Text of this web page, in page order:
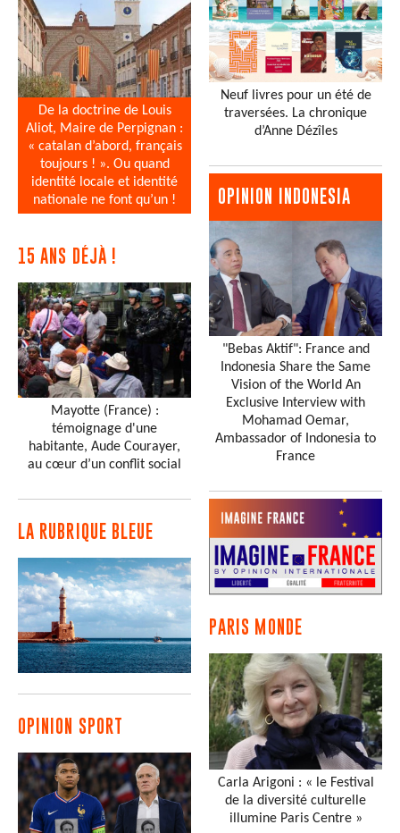
De la doctrine de Louis
Aliot, Maire de Perpignan :
« catalan d’abord, français
toujours ! ». Ou quand
identité locale et identité
nationale ne font qu’un !
15 ANS DÉJÀ !
Mayotte (France) :
témoignage d'une
habitante, Aude Courayer,
au cœur d’un conflit social
LA RUBRIQUE BLEUE
OPINION SPORT
Neuf livres pour un été de
traversées. La chronique
d’Anne Dézîles
OPINION INDONESIA
"Bebas Aktif": France and
Indonesia Share the Same
Vision of the World An
Exclusive Interview with
Mohamad Oemar,
Ambassador of Indonesia to
France
PARIS MONDE
Carla Arigoni : « le Festival
de la diversité culturelle
illumine Paris Centre »